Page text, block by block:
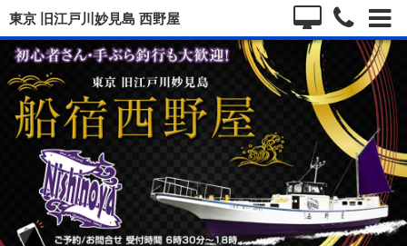
東京 旧江戸川妙見島 西野屋